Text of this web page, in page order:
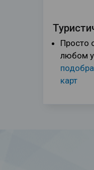
Просто
любом
карт